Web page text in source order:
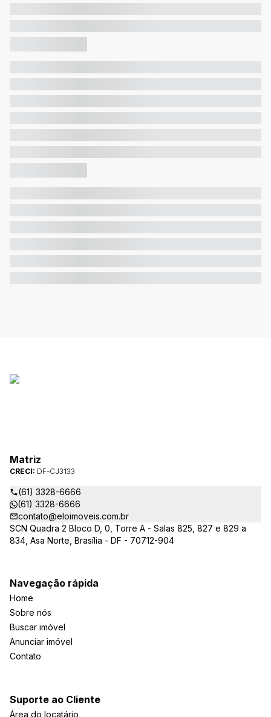
Matriz
CRECI: DF-CJ3133
(61) 3328-6666
(61) 3328-6666
contato@eloimoveis.com.br
SCN Quadra 2 Bloco D, 0, Torre A - Salas 825, 827 e 829 a
834, Asa Norte, Brasília - DF - 70712-904
Navegação rápida
Home
Sobre nós
Buscar imóvel
Anunciar imóvel
Contato
Suporte ao Cliente
Área do locatário